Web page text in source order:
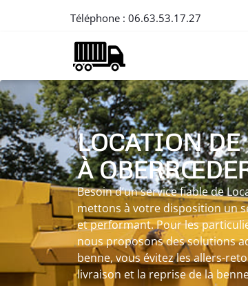
Téléphone : 06.63.53.17.27
LOCATION DE
À
Besoin d’un service fiable de
mettons à votre disposition un
et performant. Pour les
nous proposons des solutions
benne, vous évitez les allers-
livraison et la reprise de la